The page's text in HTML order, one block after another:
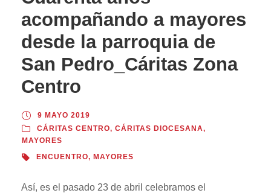
acompañando a mayores
desde la parroquia de
San Pedro_Cáritas Zona
Centro
9 MAYO 2019
CÁRITAS CENTRO, CÁRITAS DIOCESANA,
MAYORES
ENCUENTRO, MAYORES
Así, es el pasado 23 de abril celebramos el